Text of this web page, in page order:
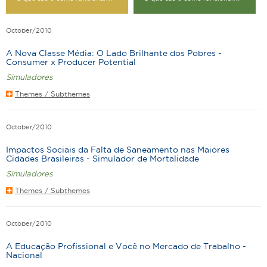
October/2010
A Nova Classe Média: O Lado Brilhante dos Pobres -
Consumer x Producer Potential
Simuladores
Themes / Subthemes
October/2010
Impactos Sociais da Falta de Saneamento nas Maiores
Cidades Brasileiras - Simulador de Mortalidade
Simuladores
Themes / Subthemes
October/2010
A Educação Profissional e Você no Mercado de Trabalho -
Nacional